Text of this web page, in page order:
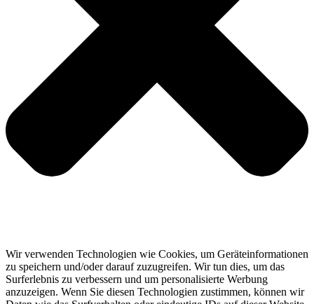
Wir verwenden Technologien wie Cookies, um Geräteinformationen
zu speichern und/oder darauf zuzugreifen. Wir tun dies, um das
Surferlebnis zu verbessern und um personalisierte Werbung
anzuzeigen. Wenn Sie diesen Technologien zustimmen, können wir